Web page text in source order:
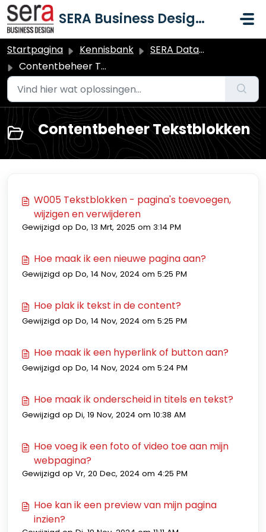
Doorgaan naar hoofdinhoud
SERA Business Design B.V.
Startpagina Kennisbank
SERA Dataduiker Contentbeheer & MIJN-Omgeving
Contentbeheer Tekstblokken
Contentbeheer Tekstblokken
W005 Tekstblokken - pagina's toevoegen,
wijzigen en verwijderen
Gewijzigd op Do, 13 Mrt, 2025 om 3:14 PM
Hoe maak ik een nieuwe pagina aan?
Gewijzigd op Do, 14 Nov, 2024 om 5:25 PM
Hoe plak ik tekst in de content?
Gewijzigd op Do, 14 Nov, 2024 om 5:25 PM
Hoe maak ik een hyperlink of button aan?
Gewijzigd op Do, 14 Nov, 2024 om 5:24 PM
Hoe maak ik onderscheid in titels en tekst?
Gewijzigd op Di, 19 Nov, 2024 om 10:38 AM
Hoe voeg ik een foto of video toe aan mijn
webpagina?
Gewijzigd op Vr, 20 Dec, 2024 om 4:25 PM
Hoe kan ik een preview van mijn pagina
inzien?